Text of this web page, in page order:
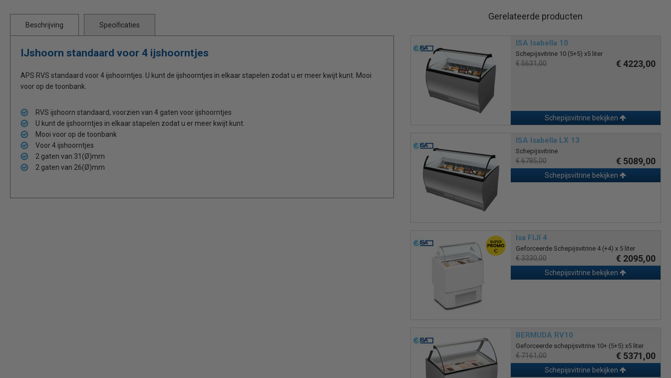
Beschrijving Specificaties
IJshoorn standaard voor 4 ijshoorntjes
APS RVS standaard voor 4 ijshoorntjes. U kunt de ijshoorntjes in elkaar stapelen zodat u er meer kwijt kunt. Mooi
voor op de toonbank.
RVS ijshoorn standaard, voorzien van 4 gaten voor ijshoorntjes
U kunt de ijshoorntjes in elkaar stapelen zodat u er meer kwijt kunt.
Mooi voor op de toonbank
Voor 4 ijshoorntjes
2 gaten van 31(Ø)mm
2 gaten van 26(Ø)mm
Gerelateerde producten
ISA Isabella 10
Schepijsvitrine 10 (5+5) x5 liter
€ 5631,00 € 4223,00
Schepijsvitrine bekijken
ISA Isabella LX 13
Schepijsvitrine
€ 6785,00 € 5089,00
Schepijsvitrine bekijken
Isa FIJI 4
Geforceerde Schepijsvitrine 4 (+4) x 5 liter
€ 3330,00 € 2095,00
Schepijsvitrine bekijken
BERMUDA RV10
Geforceerde schepijsvitrine 10+ (5+5) x5 liter
€ 7161,00 € 5371,00
Schepijsvitrine bekijken